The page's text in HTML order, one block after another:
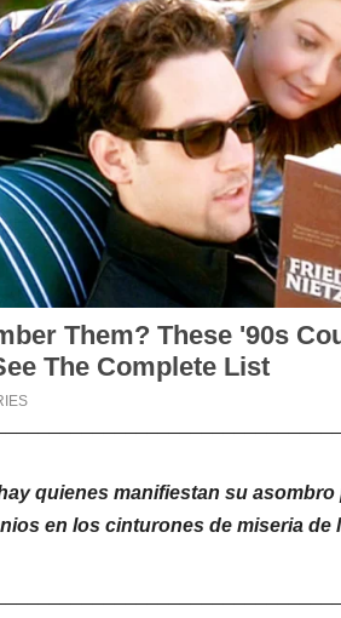
quienes manifiestan su
en los cinturones de miseria